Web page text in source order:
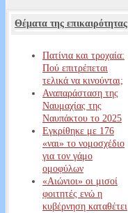
Θέματα της επικαιρότητας
Πατίνια και τροχαία:
Πού επιτρέπεται
τελικά να κινούνται;
Αναπαράσταση της
Ναυμαχίας της
Ναυπάκτου το 2025
Εγκρίθηκε με 176
«ναι» το νομοσχέδιο
για τον γάμο
ομοφύλων
«Αιώνιοι» οι μισοί
φοιτητές ενώ η
κυβέρνηση καταθέτει